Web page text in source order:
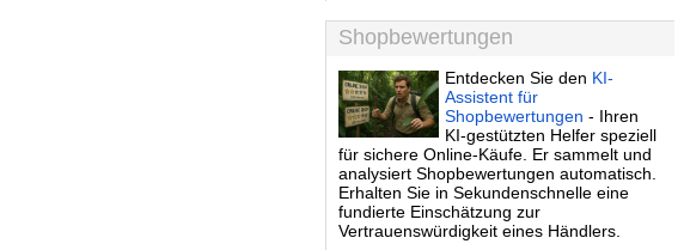
Shopbewertungen
Entdecken Sie den KI-
Assistent für
Shopbewertungen - Ihren
KI-gestützten Helfer speziell
für sichere Online-Käufe. Er sammelt und
analysiert Shopbewertungen automatisch.
Erhalten Sie in Sekundenschnelle eine
fundierte Einschätzung zur
Vertrauenswürdigkeit eines Händlers.